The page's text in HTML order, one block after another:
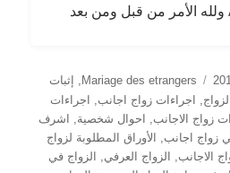
ولله الأمر من قبل ومن بعد
التصنيفات
Mariage des etrangers
, إثبات
اجراءات زواج اجانب
اجراءات
زواج الاجانب احوال شخصية
اشرف
زواج اجانب
الأوراق المطلوبة لزواج
الاجانب الزواج العرفي
الزواج في